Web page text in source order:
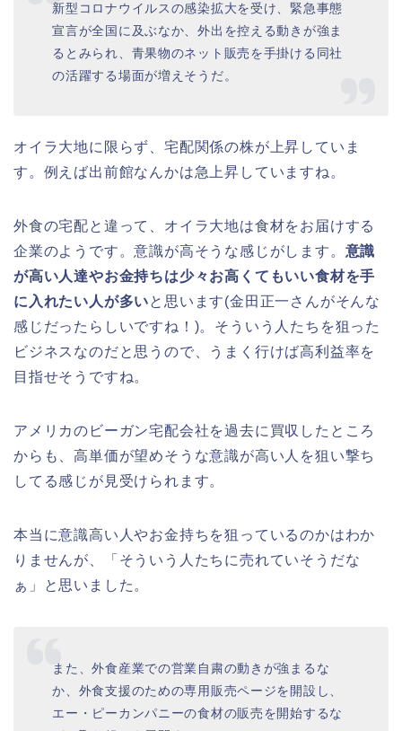
新型コロナウイルスの感染拡大を受け、緊急事態
宣言が全国に及ぶなか、外出を控える動きが強ま
るとみられ、青果物のネット販売を手掛ける同社
の活躍する場面が増えそうだ。
オイラ大地に限らず、宅配関係の株が上昇していま
す。例えば出前館なんかは急上昇していますね。
外食の宅配と違って、オイラ大地は食材をお届けする
企業のようです。意識が高そうな感じがします。 意識
が高い人達やお金持ちは少々お高くてもいい食材を手
に入れたい人が多いと思います(金田正一さんがそんな
感じだったらしいですね！)。そういう人たちを狙った
ビジネスなのだと思うので、うまく行けば高利益率を
目指せそうですね。
アメリカのビーガン宅配会社を過去に買収したところ
からも、高単価が望めそうな意識が高い人を狙い撃ち
してる感じが見受けられます。
本当に意識高い人やお金持ちを狙っているのかはわか
りませんが、「そういう人たちに売れていそうだな
ぁ」と思いました。
また、外食産業での営業自粛の動きが強まるな
か、外食支援のための専用販売ページを開設し、
エー・ピーカンパニーの食材の販売を開始するな